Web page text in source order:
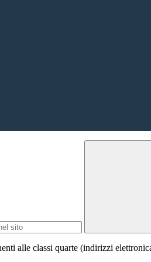
alle classi quarte (indirizzi